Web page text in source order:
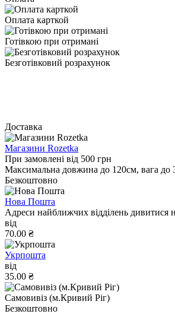
Оплата карткой
Готівкою при отримані
Безготівковий розрахунок
Доставка
Магазини Rozetka
При замовлені від 500 грн
Максимальна довжина до 120см, вага до
Безкоштовно
Нова Пошта
Адреси найближчих відділень дивитися
від
70.00 ₴
Укрпошта
від
35.00 ₴
Самовивіз (м.Кривий Ріг)
Безкоштовно